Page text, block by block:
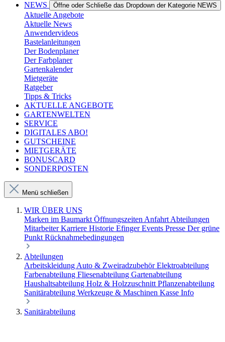
NEWS
Öffne oder Schließe das Dropdown der Kategorie NEWS
Aktuelle Angebote
Aktuelle News
Anwendervideos
Bastelanleitungen
Der Bodenplaner
Der Farbplaner
Gartenkalender
Mietgeräte
Ratgeber
Tipps & Tricks
AKTUELLE ANGEBOTE
GARTENWELTEN
SERVICE
DIGITALES ABO!
GUTSCHEINE
MIETGERÄTE
BONUSCARD
SONDERPOSTEN
Menü schließen
WIR ÜBER UNS
Marken im Baumarkt Öffnungszeiten Anfahrt Abteilungen
MitarbeiterKarriere Historie EfingerEvents Presse Der grüne
Punkt Rücknahmebedingungen
Abteilungen
Arbeitskleidung Auto & ZweiradzubehörElektroabteilung
Farbenabteilung Fliesenabteilung Gartenabteilung
Haushaltsabteilung Holz & Holzzuschnitt Pflanzenabteilung
Sanitärabteilung Werkzeuge & Maschinen Kasse Info
Sanitärabteilung